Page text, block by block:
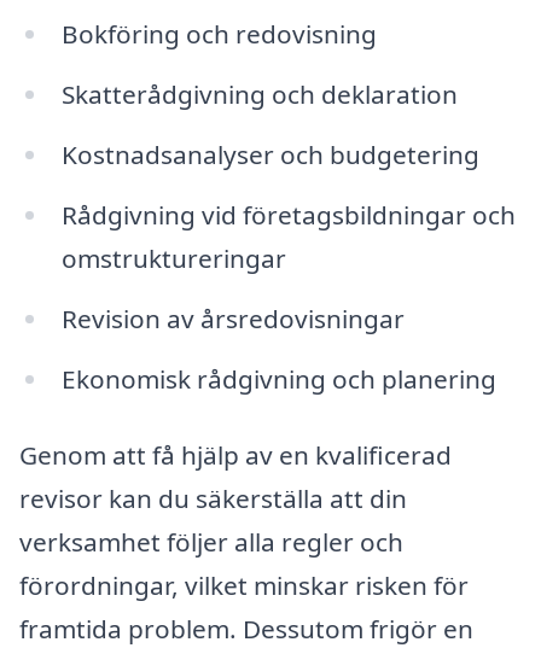
Bokföring och redovisning
Skatterådgivning och deklaration
Kostnadsanalyser och budgetering
Rådgivning vid företagsbildningar och
omstruktureringar
Revision av årsredovisningar
Ekonomisk rådgivning och planering
Genom att få hjälp av en kvalificerad
revisor kan du säkerställa att din
verksamhet följer alla regler och
förordningar, vilket minskar risken för
framtida problem. Dessutom frigör en